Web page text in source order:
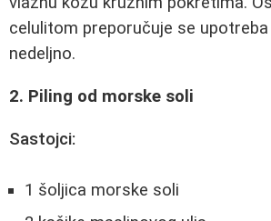
celulitom preporučuje se
nedeljno.
2. Piling od morske soli
Sastojci:
1 šoljica morske soli